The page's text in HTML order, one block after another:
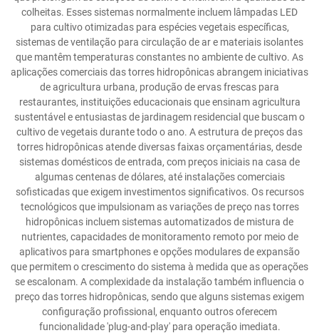
colheitas. Esses sistemas normalmente incluem lâmpadas LED
para cultivo otimizadas para espécies vegetais específicas,
sistemas de ventilação para circulação de ar e materiais isolantes
que mantêm temperaturas constantes no ambiente de cultivo. As
aplicações comerciais das torres hidropônicas abrangem iniciativas
de agricultura urbana, produção de ervas frescas para
restaurantes, instituições educacionais que ensinam agricultura
sustentável e entusiastas de jardinagem residencial que buscam o
cultivo de vegetais durante todo o ano. A estrutura de preços das
torres hidropônicas atende diversas faixas orçamentárias, desde
sistemas domésticos de entrada, com preços iniciais na casa de
algumas centenas de dólares, até instalações comerciais
sofisticadas que exigem investimentos significativos. Os recursos
tecnológicos que impulsionam as variações de preço nas torres
hidropônicas incluem sistemas automatizados de mistura de
nutrientes, capacidades de monitoramento remoto por meio de
aplicativos para smartphones e opções modulares de expansão
que permitem o crescimento do sistema à medida que as operações
se escalonam. A complexidade da instalação também influencia o
preço das torres hidropônicas, sendo que alguns sistemas exigem
configuração profissional, enquanto outros oferecem
funcionalidade 'plug-and-play' para operação imediata.